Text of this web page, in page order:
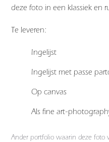
deze foto in een klassiek en
Te leveren:
Ingelijst
Ingelijst met passe
Op canvas
Als fine art-
Ander portfolio waarin deze foto